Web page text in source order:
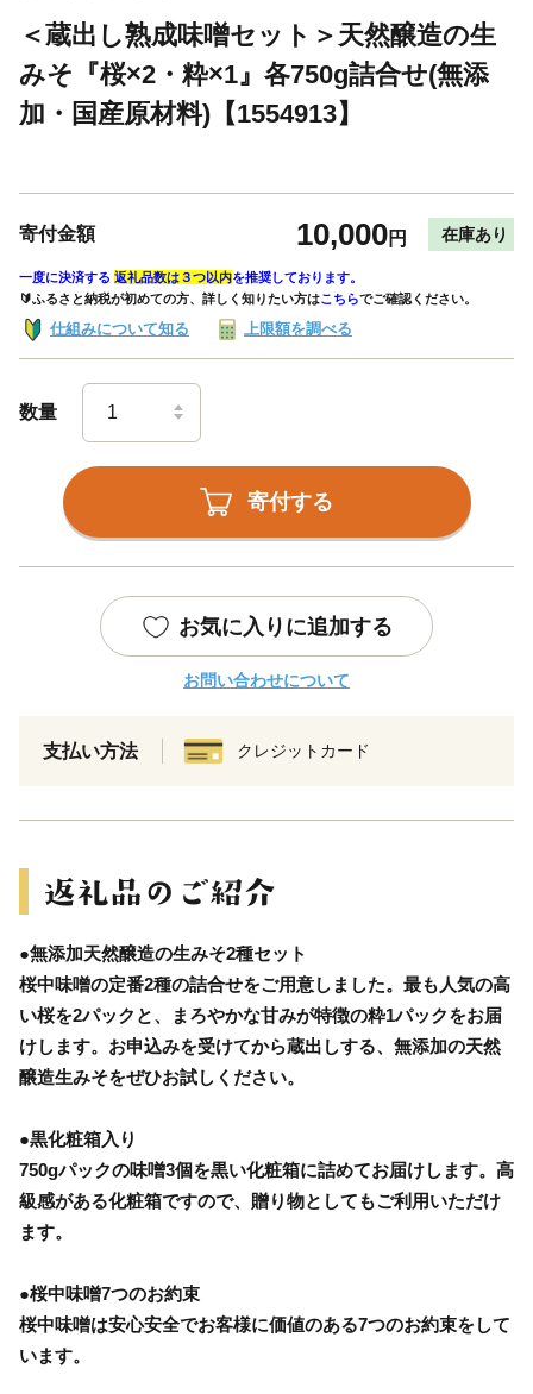
＜蔵出し熟成味噌セット＞天然醸造の生
みそ『桜×2・粋×1』各750g詰合せ(無添
加・国産原材料)【1554913】
寄付金額 10,000円 在庫あり
一度に決済する 返礼品数は３つ以内を推奨しております。
🔰ふるさと納税が初めての方、詳しく知りたい方はこちらでご確認ください。
仕組みについて知る 上限額を調べる
数量
寄付する
お気に入りに追加する
お問い合わせについて
支払い方法 クレジットカード
●無添加天然醸造の生みそ2種セット
桜中味噌の定番2種の詰合せをご用意しました。最も人気の高
い桜を2パックと、まろやかな甘みが特徴の粋1パックをお届
けします。お申込みを受けてから蔵出しする、無添加の天然
醸造生みそをぜひお試しください。
●黒化粧箱入り
750gパックの味噌3個を黒い化粧箱に詰めてお届けします。高
級感がある化粧箱ですので、贈り物としてもご利用いただけ
ます。
●桜中味噌7つのお約束
桜中味噌は安心安全でお客様に価値のある7つのお約束をして
います。